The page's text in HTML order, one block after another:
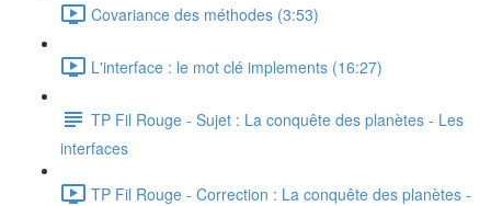
Covariance des méthodes (3:53)
L'interface : le mot clé implements (16:27)
TP Fil Rouge - Sujet : La conquête des planètes - Les
interfaces
TP Fil Rouge - Correction : La conquête des planètes -